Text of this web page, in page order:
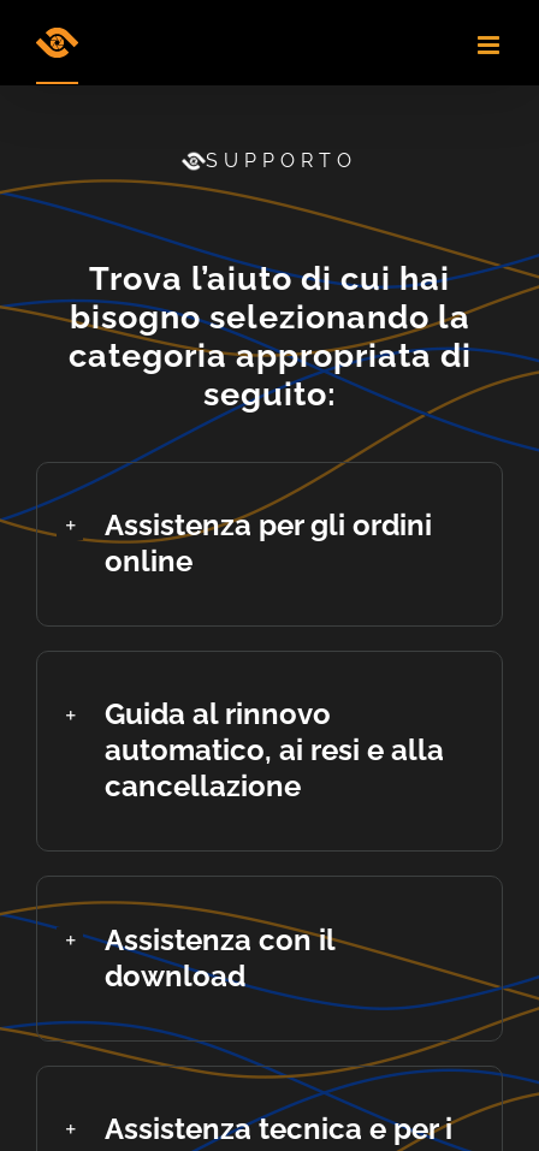
SUPPORTO
Trova l’aiuto di cui hai
bisogno selezionando la
categoria appropriata di
seguito:
Assistenza per gli ordini
online
Guida al rinnovo
automatico, ai resi e alla
cancellazione
Assistenza con il
download
Assistenza tecnica e per i